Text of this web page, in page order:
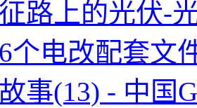
路上的光伏-
个电改配套文
事(13) - 中国